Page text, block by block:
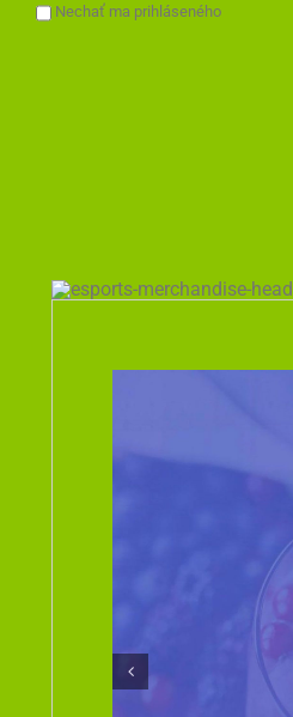
Nechať ma prihláseného